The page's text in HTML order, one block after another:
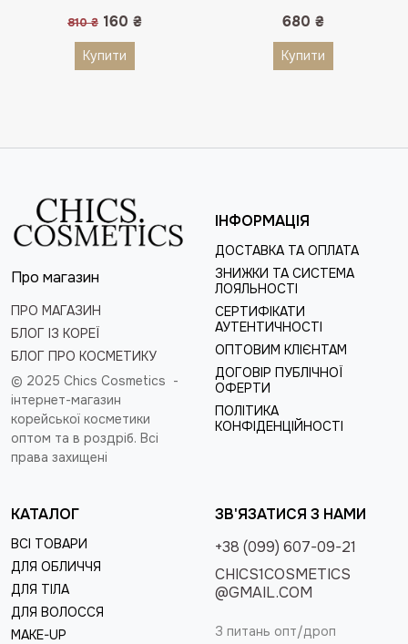
810₴ Оригінальна
810 ₴.
160 ₴Поточна
Купити
680 ₴
Купити
Про магазин
ПРО МАГАЗИН
БЛОГ ІЗ КОРЕЇ
БЛОГ ПРО КОСМЕТИКУ
© 2025 Chics Cosmetics -
інтернет-магазин
корейської косметики
оптом та в роздріб. Всі
права захищені
ІНФОРМАЦІЯ
ДОСТАВКА ТА ОПЛАТА
ЗНИЖКИ ТА СИСТЕМА
ЛОЯЛЬНОСТІ
СЕРТИФІКАТИ
АУТЕНТИЧНОСТІ
ОПТОВИМ КЛІЄНТАМ
ДОГОВІР ПУБЛІЧНОЇ
ОФЕРТИ
ПОЛІТИКА
КОНФІДЕНЦІЙНОСТІ
КАТАЛОГ
ВСІ ТОВАРИ
ДЛЯ ОБЛИЧЧЯ
ДЛЯ ТІЛА
ДЛЯ ВОЛОССЯ
MAKE-UP
ЗВ'ЯЗАТИСЯ З НАМИ
+38 (099) 607-09-21
CHICS1COSMETICS
@GMAIL.COM
З питань опт/дроп